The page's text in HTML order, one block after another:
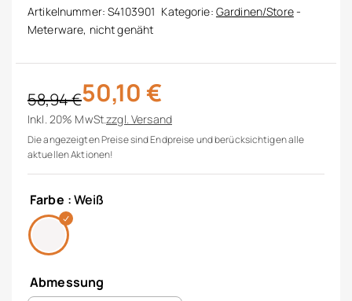
Artikelnummer:S4103901 Kategorie: Gardinen/Store-
Meterware, nicht genäht
58,94€
Ursprünglicher Preis war: 58,94 €
50,10 €
Aktueller Preis ist: 50,10 €.
Inkl. 20% MwSt.zzgl.Versand
Die angezeigten Preise sind Endpreise und berücksichtigen alle
aktuellen Aktionen!
Farbe : Weiß
Abmessung